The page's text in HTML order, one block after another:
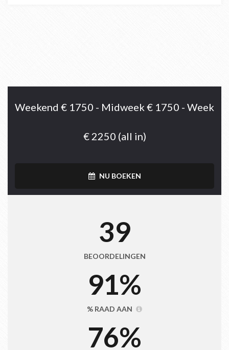
Weekend € 1750 - Midweek € 1750 - Week
€ 2250 (all in)
NU BOEKEN
39
BEOORDELINGEN
91%
% RAAD AAN
76%